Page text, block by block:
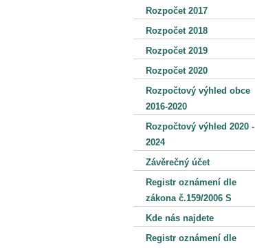
Rozpočet 2017
Rozpočet 2018
Rozpočet 2019
Rozpočet 2020
Rozpočtový výhled obce
2016-2020
Rozpočtový výhled 2020 -
2024
Závěrečný účet
Registr oznámení dle
zákona č.159/2006 S
Kde nás najdete
Registr oznámení dle